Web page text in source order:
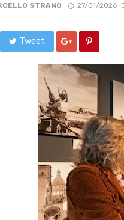
STRANO 27/01/2026
Tweet